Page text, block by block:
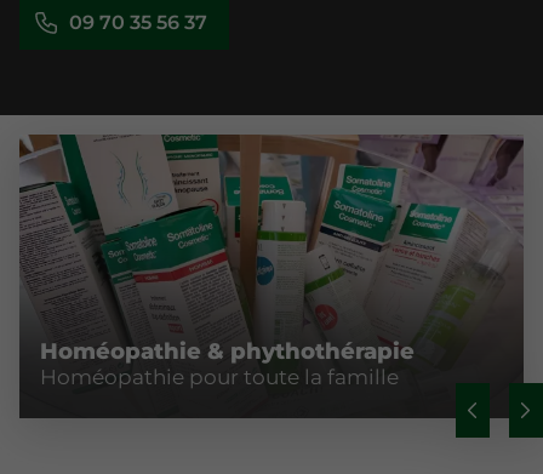
09 70 35 56 37
Homéopathie & phythothérapie
Homéopathie pour toute la famille